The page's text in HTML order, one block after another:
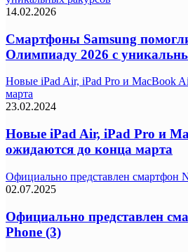
14.02.2026
Смартфоны Samsung
Олимпиаду 2026 с
Новые iPad Air, iPad Pro и MacBook
марта
23.02.2024
Новые iPad Air, iPad Pro и
ожидаются до конца марта
Официально представлен смартфон
02.07.2025
Официально представлен
Phone (3)